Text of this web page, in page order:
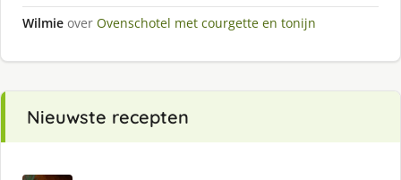
Wilmie over Ovenschotel met courgette en tonijn
Nieuwste recepten